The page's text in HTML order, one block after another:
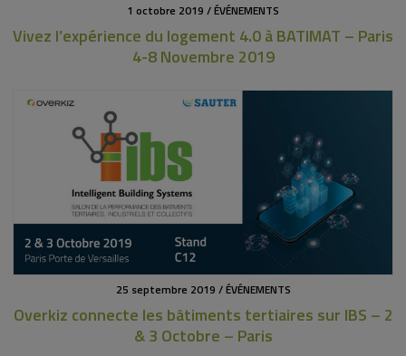
1 octobre 2019 / ÉVÉNEMENTS
Vivez l’expérience du logement 4.0 à BATIMAT – Paris
4-8 Novembre 2019
25 septembre 2019 / ÉVÉNEMENTS
Overkiz connecte les bâtiments tertiaires sur IBS – 2
& 3 Octobre – Paris